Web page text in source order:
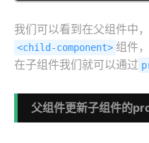
我们可以看到在父组件中
<child-component> 组件
在子组件我们就可以通过
父组件更新子组件的